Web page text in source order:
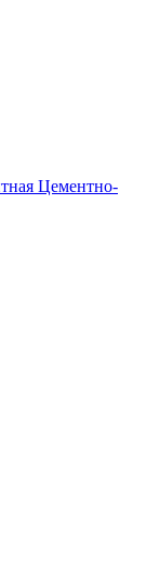
Цементно-